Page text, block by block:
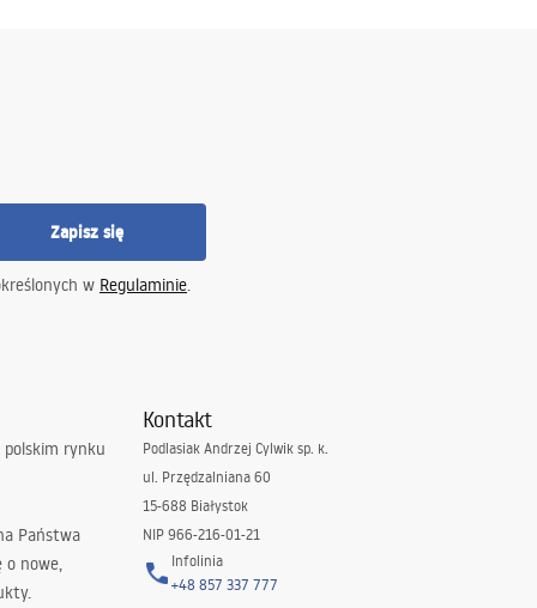
Zapisz się
w Regulaminie.
polskim rynku
Państwa
o nowe,
Kontakt
Podlasiak Andrzej Cylwik sp. k.
ul. Przędzalniana 60
15-688 Białystok
NIP 966-216-01-21
Infolinia
+48 857 337 777